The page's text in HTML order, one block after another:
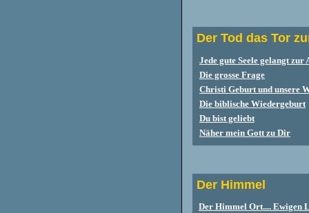
Der Tod das Tor
Jede gute Seele gelangt zur
Die grosse Frage
Christi Geburt und unsere
Die biblische Wiedergeburt
Du bist geliebt
Näher mein Gott zu Dir
Der Himmel
Der Himmel Ort.... Ewigen